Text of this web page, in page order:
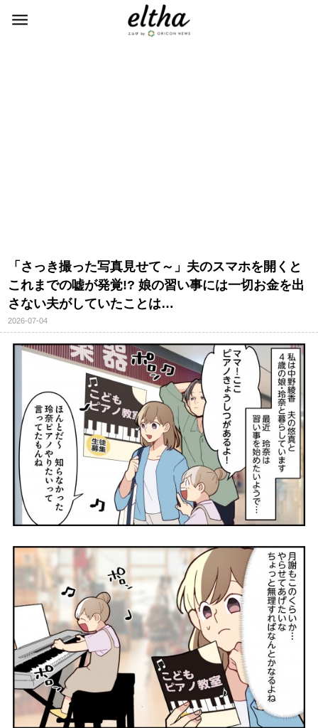
「さっき撮った写真見せて～」夫のスマホを開くと
これまでの嘘が発覚!? 娘の習い事には一切お金を出
さない夫がしていたことは…
2026-07-04